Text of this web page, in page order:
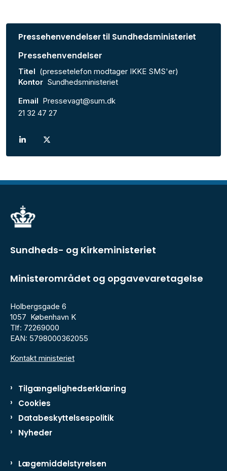
Pressehenvendelser til Sundhedsministeriet
Pressehenvendelser
Titel (pressetelefon modtager IKKE SMS'er)
Kontor Sundhedsministeriet
Email Pressevagt@sum.dk
21 32 47 27
Sundheds- og Kirkeministeriet
Ministerområdet og opgavevaretagelse
Holbergsgade 6
1057 København K
Tlf: 72269000
EAN: 5798000362055
Kontakt ministeriet
Tilgængelighedserklæring
Cookies
Databeskyttelsespolitik
Nyheder
Lægemiddelstyrelsen